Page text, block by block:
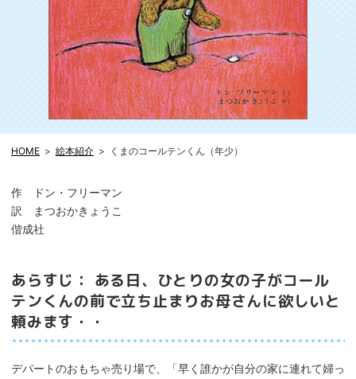
HOME 絵本紹介 くまのコールテンくん（年少）
作 ドン・フリーマン
訳 まつおかきょうこ
偕成社
あらすじ： ある日、ひとりの女の子がコール
テンくんの前で立ち止まりお母さんに欲しいと
頼みます・・
デパートのおもちゃ売り場で、「早く誰かが自分の家に連れて婦っ